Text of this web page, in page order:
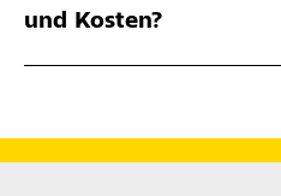
und Kosten?